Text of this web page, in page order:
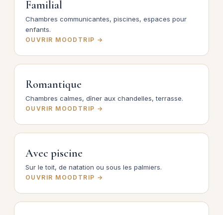
Familial
Chambres communicantes, piscines, espaces pour
enfants.
OUVRIR MOODTRIP →
Romantique
Chambres calmes, dîner aux chandelles, terrasse.
OUVRIR MOODTRIP →
Avec piscine
Sur le toit, de natation ou sous les palmiers.
OUVRIR MOODTRIP →